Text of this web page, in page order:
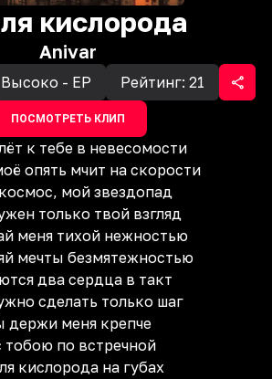
кислорода
Anivar
Высоко - EP Рейтинг: 21
ПОСМОТРЕТЬ КЛИП
к тебе в невесомости
опять мчит на скорости
мой звездопад
только твой взгляд
меня тихой нежностью
мечты безмятежностью
два сердца в такт
сделать только шаг
держи меня крепче
тобою по встречной
кислорода на губах